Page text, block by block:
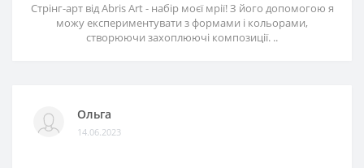
Стрінг-арт від Abris Art - набір моєї мрії! З його допомогою я
можу експериментувати з формами і кольорами,
створюючи захоплюючі композиції. ..
Ольга
14.06.2023